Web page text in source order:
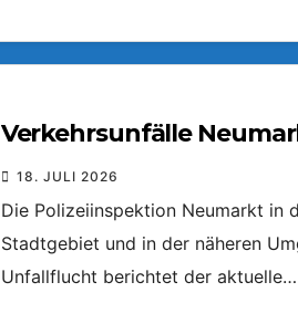
Verkehrsunfälle
18. JULI 2026
Die Polizeiinspektion Neumarkt in
Stadtgebiet und in der näheren
Unfallflucht berichtet der aktuelle…